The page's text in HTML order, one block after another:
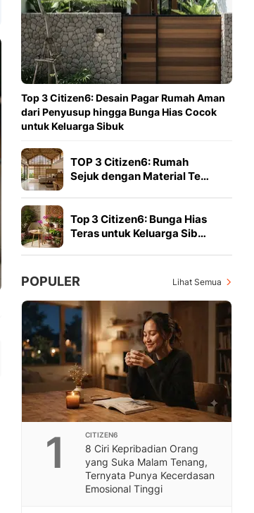
Top 3 Citizen6: Desain Pagar Rumah Aman
dari Penyusup hingga Bunga Hias Cocok
untuk Keluarga Sibuk
TOP 3 Citizen6: Rumah
Sejuk dengan Material Te…
Top 3 Citizen6: Bunga Hias
Teras untuk Keluarga Sib…
POPULER Lihat Semua
1 CITIZEN6
8 Ciri Kepribadian Orang
yang Suka Malam Tenang,
Ternyata Punya Kecerdasan
Emosional Tinggi